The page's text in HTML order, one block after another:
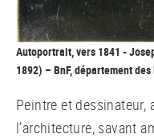
Autoportrait, vers 1841 -
1892) – BnF, département
Peintre et
l’architecture, savant